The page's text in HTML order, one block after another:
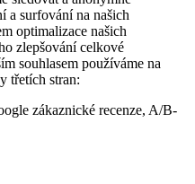
a surfování na našich
optimalizace našich
zlepšování celkové
souhlasem používáme na
třetích stran:
zákaznické recenze, A/B-